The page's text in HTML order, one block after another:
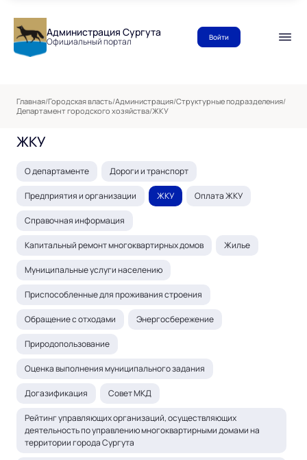
Администрация Сургута
Официальный портал Войти
Главная/Городская власть/Администрация/Структурные подразделения/
Департамент городского хозяйства/ЖКУ
ЖКУ
О департаменте Дороги и транспорт
Предприятия и организации ЖКУ Оплата ЖКУ
Справочная информация
Капитальный ремонт многоквартирных домов Жилье
Муниципальные услуги населению
Приспособленные для проживания строения
Обращение с отходами Энергосбережение
Природопользование
Оценка выполнения муниципального задания
Догазификация Совет МКД
Рейтинг управляющих организаций, осуществляющих
деятельность по управлению многоквартирными домами на
территории города Сургута